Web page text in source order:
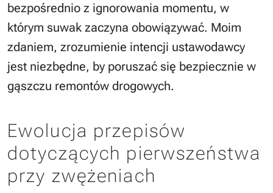
bezpośrednio z ignorowania momentu, w
którym suwak zaczyna obowiązywać. Moim
zdaniem, zrozumienie intencji ustawodawcy
jest niezbędne, by poruszać się bezpiecznie w
gąszczu remontów drogowych.
Ewolucja przepisów
dotyczących pierwszeństwa
przy zwężeniach